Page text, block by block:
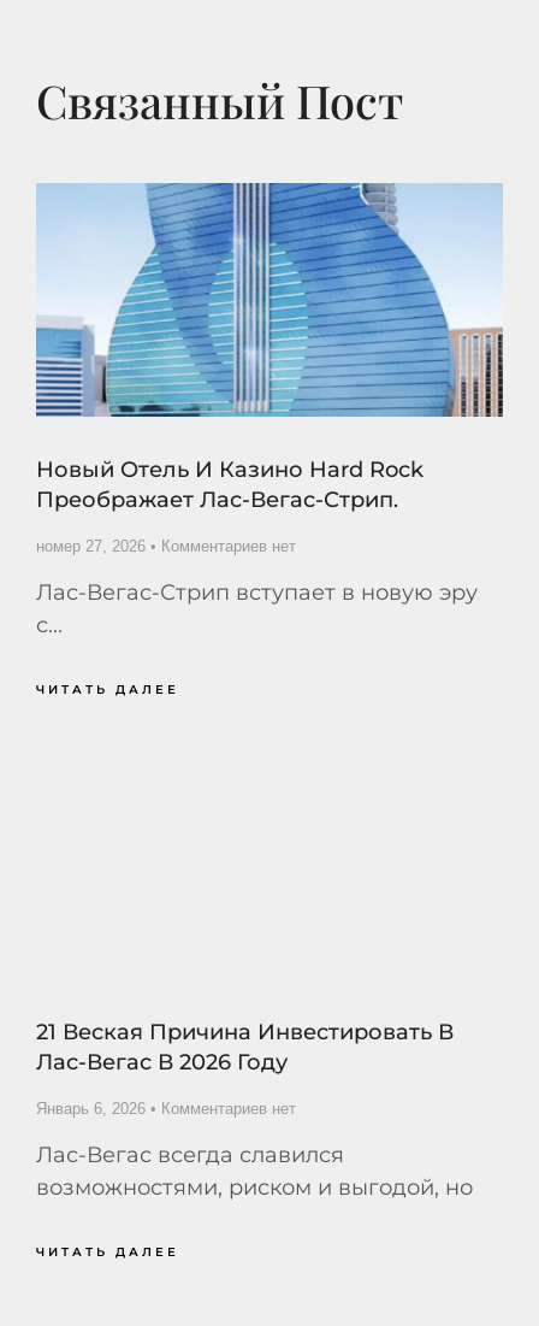
Связанный Пост
Новый Отель И Казино Hard Rock
Преображает Лас-Вегас-Стрип.
номер 27, 2026 Комментариев нет
Лас-Вегас-Стрип вступает в новую эру
с...
ЧИТАТЬ ДАЛЕЕ
21 Веская Причина Инвестировать В
Лас-Вегас В 2026 Году
Январь 6, 2026 Комментариев нет
Лас-Вегас всегда славился
возможностями, риском и выгодой, но
ЧИТАТЬ ДАЛЕЕ